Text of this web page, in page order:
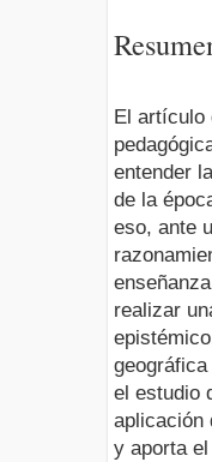
El artículo
entender
de la
eso, ante
realizar
el estudio
aplicación
y aporta